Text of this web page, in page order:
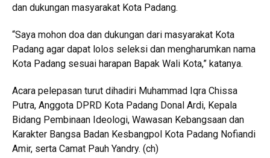
dan dukungan masyarakat Kota Padang.
“Saya mohon doa dan dukungan dari masyarakat Kota
Padang agar dapat lolos seleksi dan mengharumkan nama
Kota Padang sesuai harapan Bapak Wali Kota,” katanya.
Acara pelepasan turut dihadiri Muhammad Iqra Chissa
Putra, Anggota DPRD Kota Padang Donal Ardi, Kepala
Bidang Pembinaan Ideologi, Wawasan Kebangsaan dan
Karakter Bangsa Badan Kesbangpol Kota Padang Nofiandi
Amir, serta Camat Pauh Yandry. (ch)